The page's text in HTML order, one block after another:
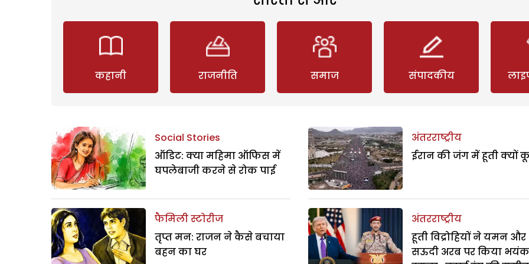
कहानी राजनीति समाज संपादकीय
Social Stories
ऑडिट: क्या महिमा ऑफिस में
घपलेबाजी करने से रोक पाई
फैमिली स्टोरीज
तृप्त मन: राजन ने कैसे बचाया
बहन का घर
अंतरराष्ट्रीय
ईरान की जंग में हूती क्यों
अंतरराष्ट्रीय
हूती विद्रोहियों ने यमन और
सऊदी अरब पर किया